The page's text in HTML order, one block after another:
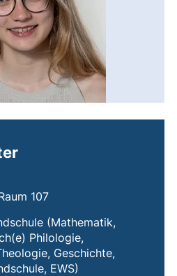
107
(Mathematik,
Philologie,
Geschichte,
EWS)